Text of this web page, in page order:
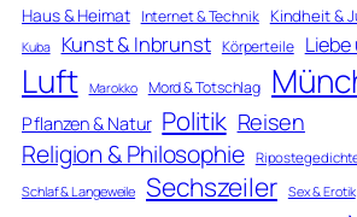
Haus & Heimat Internet & Technik Kindheit &
Kuba Kunst & Inbrunst Körperteile
Luft Marokko Mord & Totschlag
Pflanzen & Natur Politik Reisen
Religion & Philosophie
Schlaf & Langeweile Sechszeiler Sex & Erotik